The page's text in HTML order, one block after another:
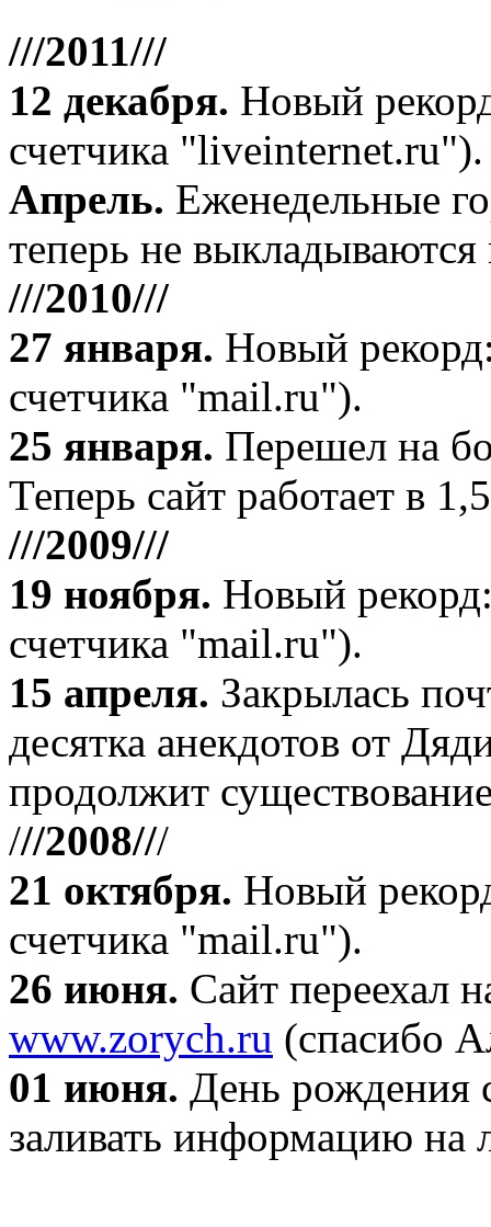
///2011///
12 декабря. Новый
счетчика "liveinternet.ru").
Апрель. Еженедельные
теперь не выкладываются
///2010///
27 января. Новый
счетчика "mail.ru").
25 января. Перешел на
Теперь сайт работает в
///2009///
19 ноября. Новый
счетчика "mail.ru").
15 апреля. Закрылась
десятка анекдотов от
продолжит
///2008///
21 октября. Новый
счетчика "mail.ru").
26 июня. Сайт переехал
www.zorych.ru (спасибо
01 июня. День рождения
заливать информацию на